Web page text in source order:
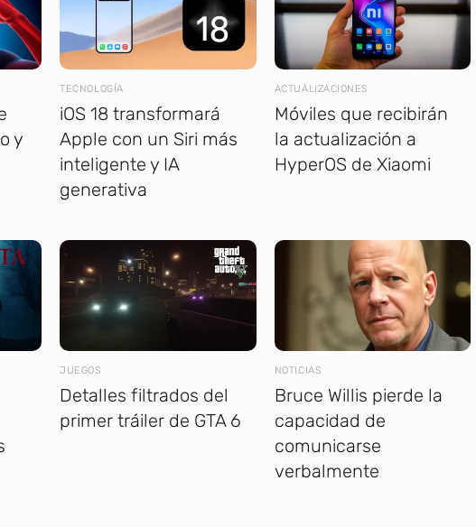
y
TECNOLOGÍA
iOS 18 transformará
Apple con un Siri más
inteligente y IA
generativa
ACTUALIZACIONES
Móviles que recibirán
la actualización a
HyperOS de Xiaomi
JUEGOS
Detalles filtrados del
primer tráiler de GTA 6
NOTICIAS
Bruce Willis pierde la
capacidad de
comunicarse
verbalmente